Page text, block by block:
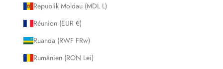
Republik Moldau (MDL L)
Réunion (EUR €)
Ruanda (RWF FRw)
Rumänien (RON Lei)